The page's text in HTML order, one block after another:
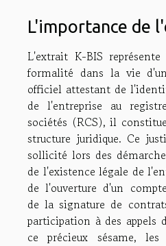
L'importance de
L'extrait K-BIS
formalité dans la vie
officiel attestant de
de l'entreprise au
sociétés (RCS), il
structure juridique. Ce
sollicité lors des
de l'existence légale de
de l'ouverture d'un
de la signature de
participation à des appels
ce précieux sésame,